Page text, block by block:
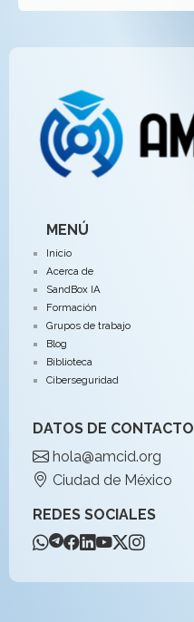
MENÚ
Inicio
Acerca de
SandBox IA
Formación
Grupos de trabajo
Blog
Biblioteca
Ciberseguridad
DATOS DE CONTACTO
hola@amcid.org
Ciudad de México
REDES SOCIALES